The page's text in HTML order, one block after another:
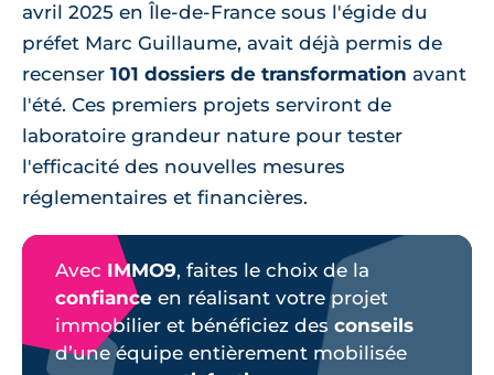
avril 2025 en Île-de-France sous l'égide du
préfet Marc Guillaume, avait déjà permis de
recenser 101 dossiers de transformation avant
l'été. Ces premiers projets serviront de
laboratoire grandeur nature pour tester
l'efficacité des nouvelles mesures
réglementaires et financières.
Avec IMMO9, faites le choix de la
confiance en réalisant votre projet
immobilier et bénéficiez des conseils
d’une équipe entièrement mobilisée